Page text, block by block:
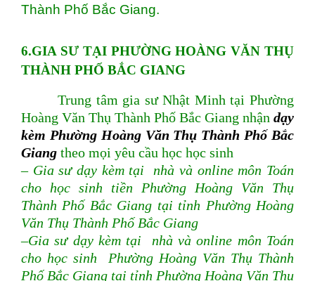
Thành Phố Bắc Giang.
6.GIA SƯTẠI PHƯỜNG HOÀNG VĂN THỤ
THÀNH PHỐ BẮC GIANG
Trung tâm gia sư Nhật Minh tại Phường
Hoàng Văn Thụ Thành Phố Bắc Giang nhận dạy
kèm Phường Hoàng Văn Thụ Thành Phố Bắc
Giang theo mọi yêu cầu học học sinh
– Gia sư dạy kèm tại nhà và online môn Toán
cho học sinh tiền Phường Hoàng Văn Thụ
Thành Phố Bắc Giang tại tỉnh Phường Hoàng
Văn Thụ Thành Phố Bắc Giang
–Gia sư dạy kèm tại nhà và online môn Toán
cho học sinh Phường Hoàng Văn Thụ Thành
Phố Bắc Giang tại tỉnh Phường Hoàng Văn Thụ